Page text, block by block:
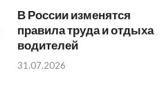
В России изменятся
правила труда и отдыха
водителей
31.07.2026